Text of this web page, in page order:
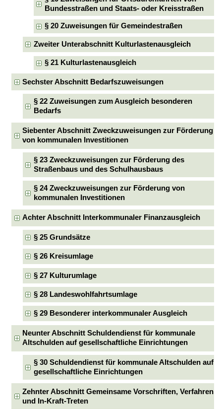
Bundesstraßen und Staats- oder Kreisstraßen
§ 20 Zuweisungen für Gemeindestraßen
Zweiter Unterabschnitt Kulturlastenausgleich
§ 21 Kulturlastenausgleich
Sechster Abschnitt Bedarfszuweisungen
§ 22 Zuweisungen zum Ausgleich besonderen
Bedarfs
Siebenter Abschnitt Zweckzuweisungen zur Förderung
von kommunalen Investitionen
§ 23 Zweckzuweisungen zur Förderung des
Straßenbaus und des Schulhausbaus
§ 24 Zweckzuweisungen zur Förderung von
kommunalen Investitionen
Achter Abschnitt Interkommunaler Finanzausgleich
§ 25 Grundsätze
§ 26 Kreisumlage
§ 27 Kulturumlage
§ 28 Landeswohlfahrtsumlage
§ 29 Besonderer interkommunaler Ausgleich
Neunter Abschnitt Schuldendienst für kommunale
Altschulden auf gesellschaftliche Einrichtungen
§ 30 Schuldendienst für kommunale Altschulden auf
gesellschaftliche Einrichtungen
Zehnter Abschnitt Gemeinsame Vorschriften, Verfahren
und In-Kraft-Treten